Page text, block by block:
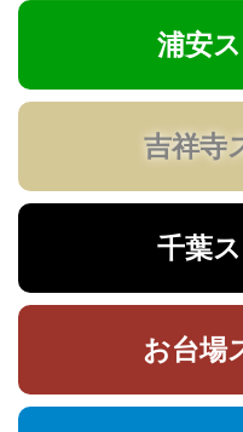
浦安
吉祥寺
千葉
お台場